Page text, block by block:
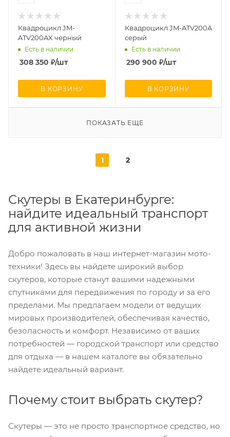
Квадроцикл JM-
ATV200AX черный
Есть в наличии
308 350 ₽/шт
В КОРЗИНУ
Квадроцикл JM-ATV200A
серый
Есть в наличии
290 900 ₽/шт
В КОРЗИНУ
ПОКАЗАТЬ ЕЩЕ
1 2
Скутеры в Екатеринбурге:
найдите идеальный транспорт
для активной жизни
Добро пожаловать в наш интернет-магазин мото-
техники! Здесь вы найдете широкий выбор
скутеров, которые станут вашими надежными
спутниками для передвижения по городу и за его
пределами. Мы предлагаем модели от ведущих
мировых производителей, обеспечивая качество,
безопасность и комфорт. Независимо от ваших
потребностей — городской транспорт или средство
для отдыха — в нашем каталоге вы обязательно
найдете идеальный вариант.
Почему стоит выбрать скутер?
Скутеры — это не просто транспортное средство, но